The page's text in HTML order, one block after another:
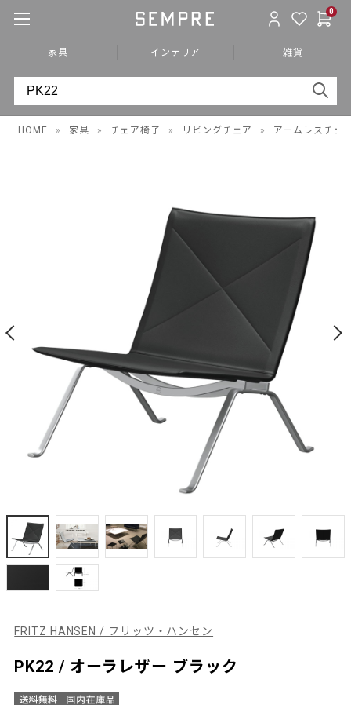
0
家具 インテリア 雑貨
HOME » 家具 » チェア椅子 » リビングチェア » アームレスチェ
FRITZ HANSEN / フリッツ・ハンセン
PK22 / オーラレザー ブラック